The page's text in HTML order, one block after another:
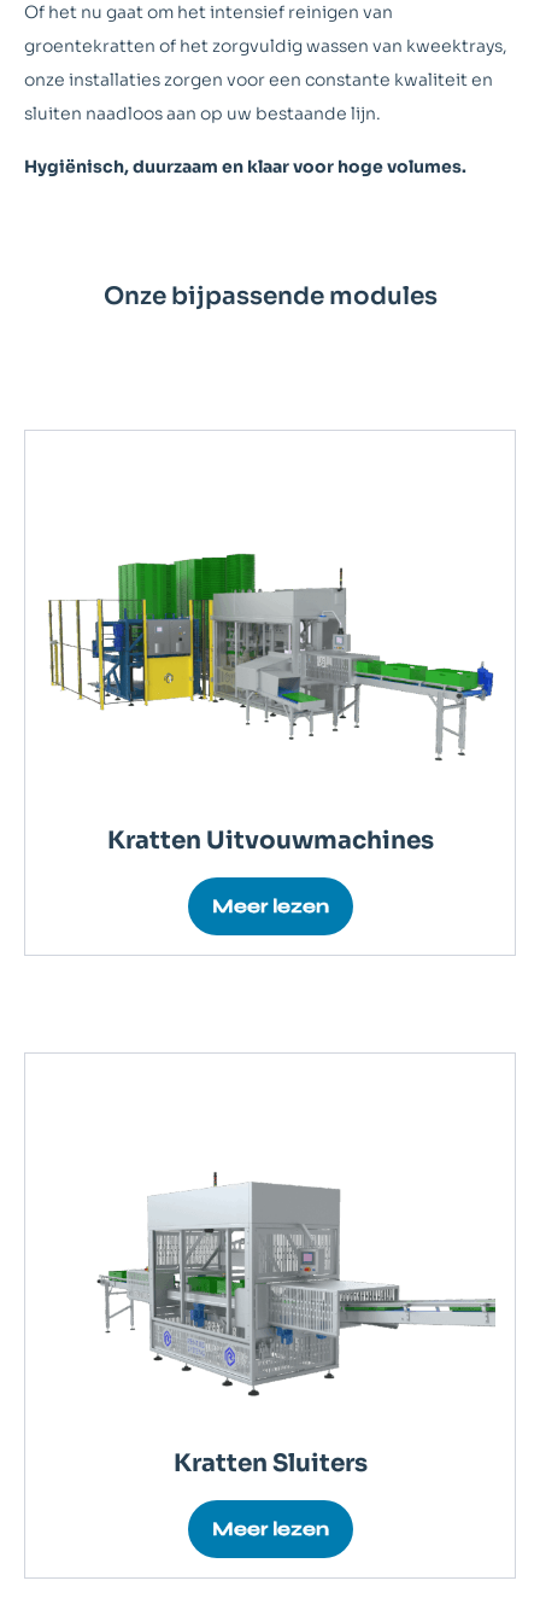
Of het nu gaat om het intensief reinigen van
groentekratten of het zorgvuldig wassen van kweektrays,
onze installaties zorgen voor een constante kwaliteit en
sluiten naadloos aan op uw bestaande lijn.
Hygiënisch, duurzaam en klaar voor hoge volumes.
Onze bijpassende modules
Kratten Uitvouwmachines
Meer lezen
Kratten Sluiters
Meer lezen